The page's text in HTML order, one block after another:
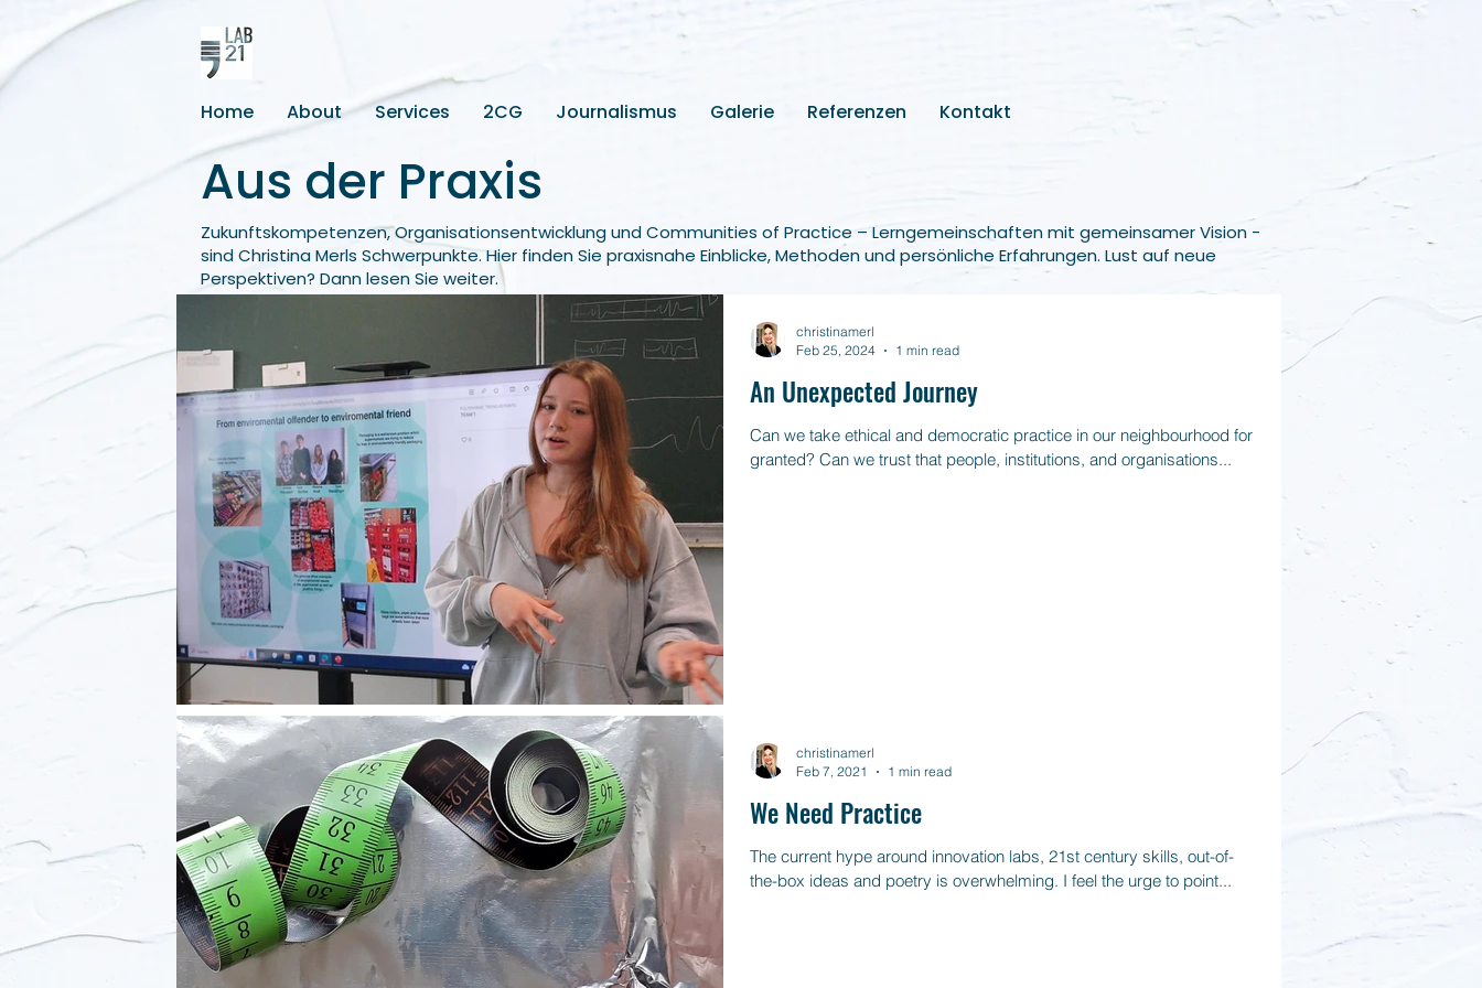
Home About Services 2CG Journalismus Galerie Referenzen Kontakt
Aus der Praxis
Zukunftskompetenzen, Organisationsentwicklung und Communities of Practice – Lerngemeinschaften mit gemeinsamer Vision -
sind Christina Merls Schwerpunkte. Hier finden Sie praxisnahe Einblicke, Methoden und persönliche Erfahrungen. Lust auf neue
Perspektiven? Dann lesen Sie weiter.
An Unexpected Journey
Can we take ethical and democratic practice in our neighbourhood for
granted? Can we trust that people, institutions, and organisations...
christinamerl
Feb 25, 2024
1 min read
We Need Practice
The current hype around innovation labs, 21st century skills, out-of-
the-box ideas and poetry is overwhelming. I feel the urge to point...
christinamerl
Feb 7, 2021
1 min read